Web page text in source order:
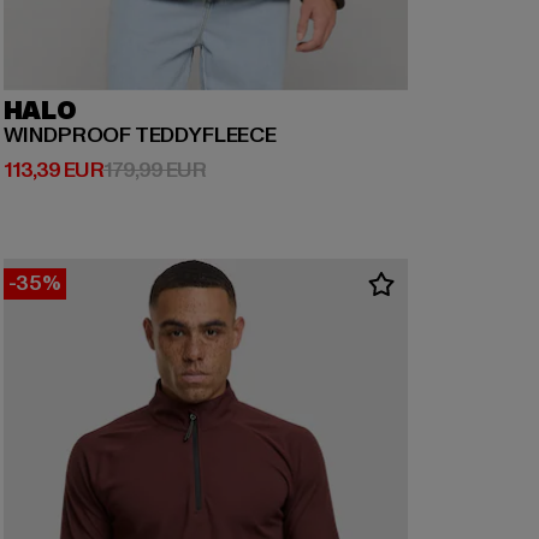
HALO
WINDPROOF TEDDYFLEECE
113,39 EUR
Ajankohtainen hinta: 113,39 EUR
179,99 EURKampanjahinta: 179,99 EUR
-35%